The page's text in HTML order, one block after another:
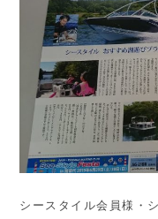
シースタイル会員様・